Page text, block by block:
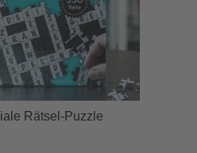
Rätsel-Puzzle